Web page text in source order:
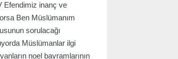
Efendimiz inanç ve
Ben Müslümanım
sorulacağı
Müslümanlar ilgi
noel bayramlarının